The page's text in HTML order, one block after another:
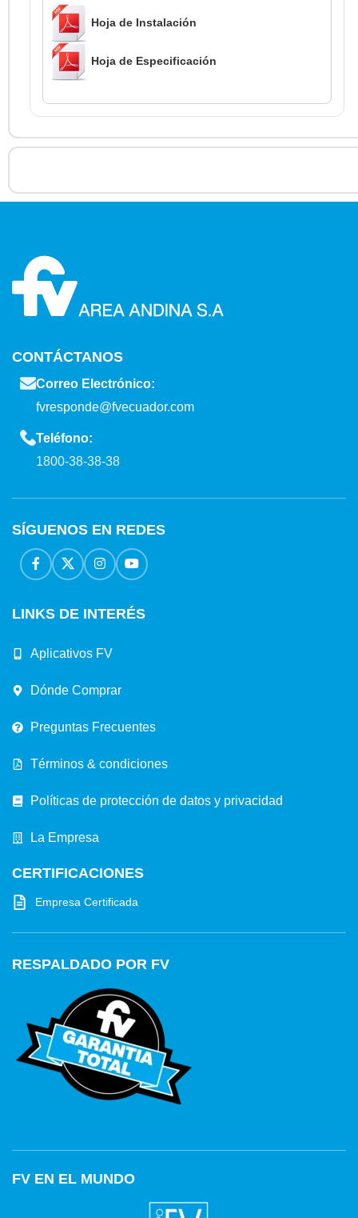
Hoja de Instalación
Hoja de Especificación
CONTÁCTANOS
Correo Electrónico:
fvresponde@fvecuador.com
Teléfono:
1800-38-38-38
SÍGUENOS EN REDES
LINKS DE INTERÉS
Aplicativos FV
Dónde Comprar
Preguntas Frecuentes
Términos & condiciones
Políticas de protección de datos y privacidad
La Empresa
CERTIFICACIONES
Empresa Certificada
RESPALDADO POR FV
FV EN EL MUNDO